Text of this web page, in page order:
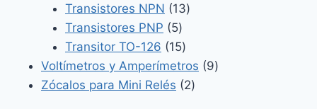
productos
Transistores NPN 1313
Transistores PNP 55
productos
Transitor TO-126 1515
productos
Voltímetros y Amperímetros 99
Zócalos para Mini Relés 22